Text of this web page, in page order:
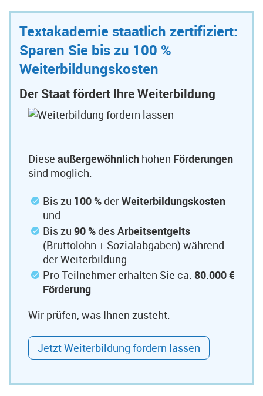
Textakademie staatlich zertifiziert:
Sparen Sie bis zu 100 %
Weiterbildungskosten
Der Staat fördert Ihre Weiterbildung
Diese außergewöhnlich hohen Förderungen
sind möglich:
Bis zu 100 % derWeiterbildungskosten
und
Bis zu 90 % desArbeitsentgelts
(Bruttolohn + Sozialabgaben) während
der Weiterbildung.
Pro Teilnehmer erhalten Sie ca. 80.000 €
Förderung.
Wir prüfen, was Ihnen zusteht.
Jetzt Weiterbildung fördern lassen